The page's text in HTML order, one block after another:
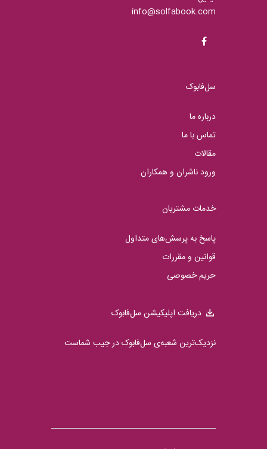
info@solfabook.com
سل‌فابوک
درباره ما
تماس با ما
مقالات
ورود ناشران و همکاران
خدمات مشتریان
پاسخ به پرسش‌های متداول
قوانین و مقررات
حریم خصوصی
دریافت اپلیکیشن سل‌فابوک
نزدیک‌ترین شعبه‌ی سل‌فابوک در جیب شماست